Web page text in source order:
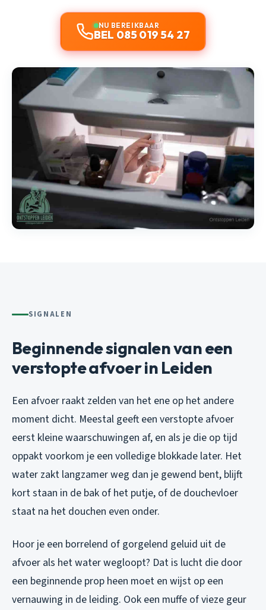
NU BEREIKBAAR
BEL 085 019 54 27
SIGNALEN
Beginnende signalen van een
verstopte afvoer in Leiden
Een afvoer raakt zelden van het ene op het andere
moment dicht. Meestal geeft een verstopte afvoer
eerst kleine waarschuwingen af, en als je die op tijd
oppakt voorkom je een volledige blokkade later. Het
water zakt langzamer weg dan je gewend bent, blijft
kort staan in de bak of het putje, of de douchevloer
staat na het douchen even onder.
Hoor je een borrelend of gorgelend geluid uit de
afvoer als het water wegloopt? Dat is lucht die door
een beginnende prop heen moet en wijst op een
vernauwing in de leiding. Ook een muffe of vieze geur